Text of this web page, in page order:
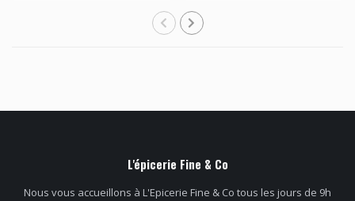
L'épicerie Fine & Co
Nous vous accueillons à L'Epicerie Fine & Co tous les jours de 9h